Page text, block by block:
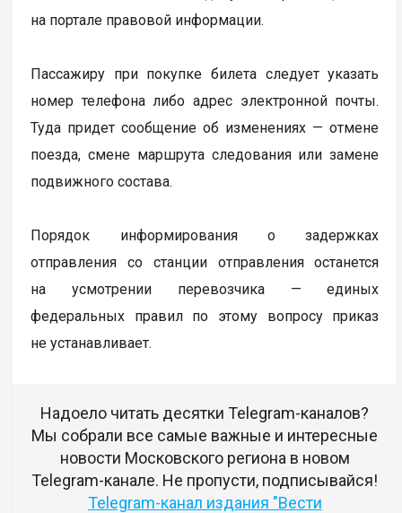
на портале правовой информации.
Пассажиру при покупке билета следует указать
номер телефона либо адрес электронной почты.
Туда придет сообщение об изменениях — отмене
поезда, смене маршрута следования или замене
подвижного состава.
Порядок информирования о задержках
отправления со станции отправления останется
на усмотрении перевозчика — единых
федеральных правил по этому вопросу приказ
не устанавливает.
Надоело читать десятки Telegram-каналов?
Мы собрали все самые важные и интересные
новости Московского региона в новом
Telegram-канале. Не пропусти, подписывайся!
Telegram-канал издания "Вести